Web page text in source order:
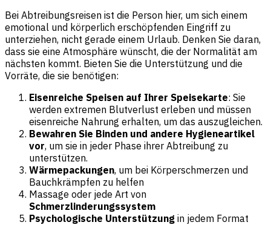
Bei Abtreibungsreisen ist die Person hier, um sich einem
emotional und körperlich erschöpfenden Eingriff zu
unterziehen, nicht gerade einem Urlaub. Denken Sie daran,
dass sie eine Atmosphäre wünscht, die der Normalität am
nächsten kommt. Bieten Sie die Unterstützung und die
Vorräte, die sie benötigen:
Eisenreiche Speisen auf Ihrer Speisekarte: Sie
werden extremen Blutverlust erleben und müssen
eisenreiche Nahrung erhalten, um das auszugleichen.
Bewahren Sie Binden und andere Hygieneartikel
vor, um sie in jeder Phase ihrer Abtreibung zu
unterstützen.
Wärmepackungen, um bei Körperschmerzen und
Bauchkrämpfen zu helfen
Massage oder jede Art von
Schmerzlinderungssystem
Psychologische Unterstützung in jedem Format